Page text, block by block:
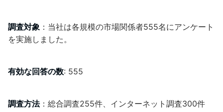
調査対象 ：当社は各規模の市場関係者555名にアンケート
を実施しました。
有効な回答の数: 555
調査方法：総合調査255件、インターネット調査300件